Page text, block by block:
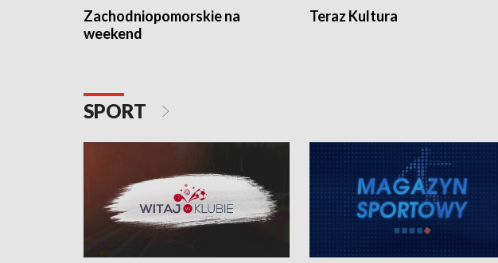
Zachodniopomorskie na
weekend
Teraz Kultura
SPORT